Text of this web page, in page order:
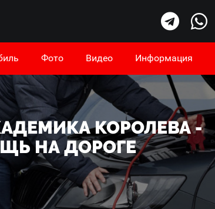
КОРОЛЕВА -
НА ДОРОГЕ
Фото Видео Информация